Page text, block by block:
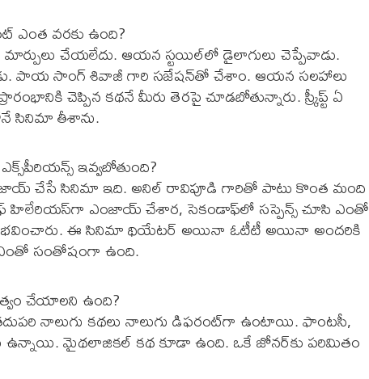
వరకు ఉంది?
చేయలేదు. ఆయన స్టయిల్‌లో డైలాగులు చెప్పేవాడు.
పాయ సాంగ్‌ శివాజీ గారి సజేషన్‌తో చేశాం. ఆయన సలహాలు
చెప్పిన కథనే మీరు తెరపై చూడబోతున్నారు. స్క్రీప్ట్‌ ఏ
సినిమా తీశాను.
ఇవ్వబోతుంది?
చేసే సినిమా ఇది. అనిల్‌ రావిపూడి గారితో పాటు కొంత మంది
హిలేరియస్‌గా ఎంజాయ్‌ చేశార, సెకండాఫ్‌లో సస్పెన్స్‌ చూసి ఎంతో
ఈ సినిమా థియేటర్‌ అయినా ఓటీటీ అయినా అందరికి
సంతోషంగా ఉంది.
చేయాలని ఉంది?
నాలుగు కథలు నాలుగు డిఫరంట్‌గా ఉంటాయి. ఫాంటసీ,
ఉన్నాయి. మైథలాజికల్‌ కథ కూడా ఉంది. ఒకే జోనర్‌కు పరిమితం